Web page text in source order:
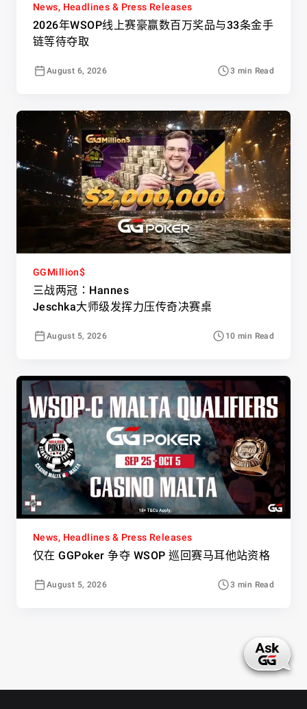
News, Headlines & Press Releases
2026年WSOP线上赛豪赢数百万奖品与33条金手
链等待夺取
August 6, 2026 3 min Read
GGMillion$
三战两冠：Hannes
Jeschka大师级发挥力压传奇决赛桌
August 5, 2026 10 min Read
News, Headlines & Press Releases
仅在 GGPoker 争夺 WSOP 巡回赛马耳他站资格
August 5, 2026 3 min Read